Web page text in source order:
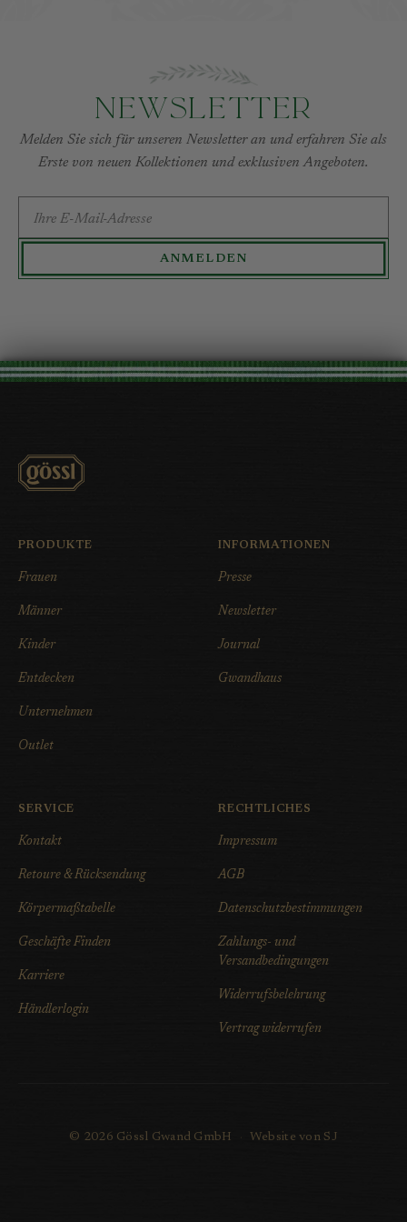
Newsletter
Melden Sie sich für unseren Newsletter an und erfahren Sie als
Erste von neuen Kollektionen und exklusiven Angeboten.
ANMELDEN
PRODUKTE
Frauen
Männer
Kinder
Entdecken
Unternehmen
Outlet
INFORMATIONEN
Presse
Newsletter
Journal
Gwandhaus
SERVICE
Kontakt
Retoure & Rücksendung
Körpermaßtabelle
Geschäfte Finden
Karriere
Händlerlogin
RECHTLICHES
Impressum
AGB
Datenschutzbestimmungen
Zahlungs- und
Versandbedingungen
Widerrufsbelehrung
Vertrag widerrufen
© 2026 Gössl Gwand GmbH · Website von SJ